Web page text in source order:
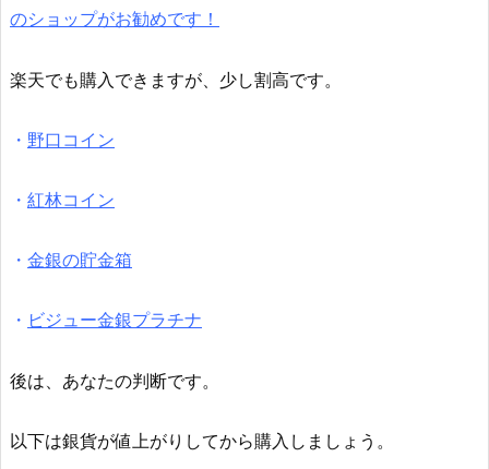
のショップがお勧めです！
楽天でも購入できますが、少し割高です。
・ 野口コイン
・ 紅林コイン
・ 金銀の貯金箱
・ ビジュー金銀プラチナ
後は、あなたの判断です。
以下は銀貨が値上がりしてから購入しましょう。